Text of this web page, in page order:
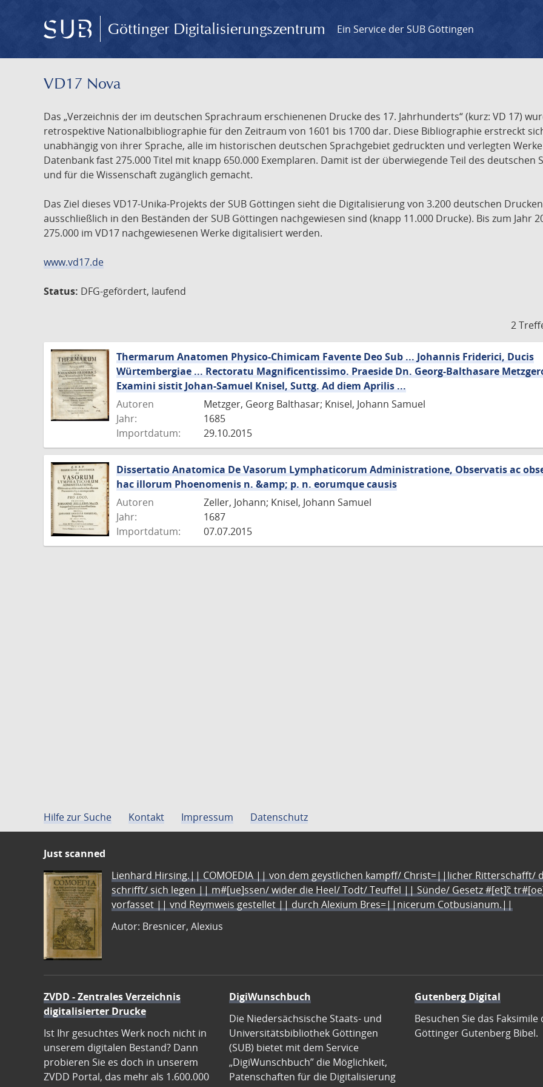
Göttinger Digitalisierungszentrum Ein Service der SUB Göttingen
VD17 Nova
Das „Verzeichnis der im deutschen Sprachraum erschienenen Drucke des 17. Jahrhunderts“ (kurz: VD 17)
retrospektive Nationalbibliographie für den Zeitraum von 1601 bis 1700 dar. Diese Bibliographie erstreckt
unabhängig von ihrer Sprache, alle im historischen deutschen Sprachgebiet gedruckten und verlegten
Datenbank fast 275.000 Titel mit knapp 650.000 Exemplaren. Damit ist der überwiegende Teil des
und für die Wissenschaft zugänglich gemacht.
Das Ziel dieses VD17-Unika-Projekts der SUB Göttingen sieht die Digitalisierung von 3.200 deutschen
ausschließlich in den Beständen der SUB Göttingen nachgewiesen sind (knapp 11.000 Drucke). Bis zum Jahr
275.000 im VD17 nachgewiesenen Werke digitalisiert werden.
www.vd17.de
Status: DFG-gefördert, laufend
2
Thermarum Anatomen Physico-Chimicam Favente Deo Sub ... Johannis Friderici, Ducis
Würtembergiae ... Rectoratu Magnificentissimo. Praeside Dn. Georg-Balthasare
Examini sistit Johan-Samuel Knisel, Suttg. Ad diem Aprilis ...
Autoren
Metzger, Georg Balthasar; Knisel, Johann Samuel
Jahr:
1685
Importdatum:
29.10.2015
Dissertatio Anatomica De Vasorum Lymphaticorum Administratione, Observatis ac
hac illorum Phoenomenis n. &amp; p. n. eorumque causis
Autoren
Zeller, Johann; Knisel, Johann Samuel
Jahr:
1687
Importdatum:
07.07.2015
Hilfe zur Suche Kontakt Impressum Datenschutz
Just scanned
Lienhard Hirsing.|| COMOEDIA || von dem geystlichen kampff/ Christ=||licher Ritterschafft/
schrifft/ sich legen || m#[ue]ssen/ wider die Heel/ Todt/ Teuffel || Sünde/ Gesetz #[et]c̃
vorfasset || vnd Reymweis gestellet || durch Alexium Bres=||nicerum Cotbusianum.||
Autor: Bresnicer, Alexius
ZVDD - Zentrales Verzeichnis
digitalisierter Drucke
Ist Ihr gesuchtes Werk noch nicht in
unserem digitalen Bestand? Dann
probieren Sie es doch in unserem
ZVDD Portal, das mehr als 1.600.000
DigiWunschbuch
Die Niedersächsische Staats- und
Universitätsbibliothek Göttingen
(SUB) bietet mit dem Service
„DigiWunschbuch” die Möglichkeit,
Patenschaften für die Digitalisierung
Gutenberg Digital
Besuchen Sie das Faksimile
Göttinger Gutenberg Bibel.